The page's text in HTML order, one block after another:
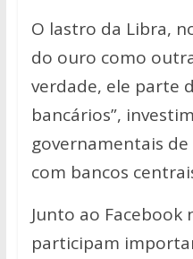
O lastro da Libra,
do ouro como
verdade, ele parte
bancários”,
governamentais
com bancos
Junto ao
participam